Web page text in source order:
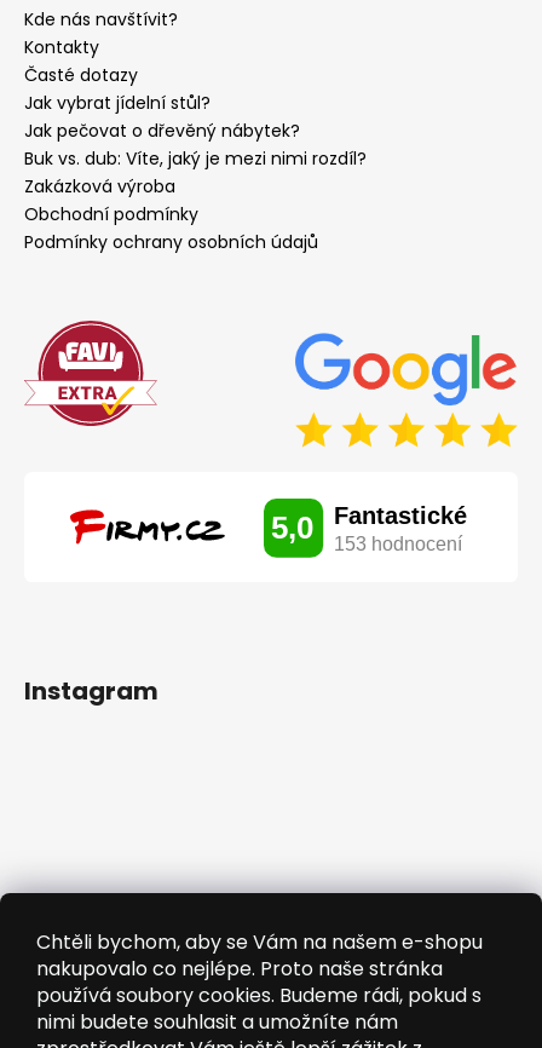
Chtěli bychom, aby se Vám na našem e-shopu
nakupovalo co nejlépe. Proto naše stránka
používá soubory cookies. Budeme rádi, pokud s
nimi budete souhlasit a umožníte nám
Kde nás navštívit?
Kontakty
Časté dotazy
Jak vybrat jídelní stůl?
Jak pečovat o dřevěný nábytek?
Buk vs. dub: Víte, jaký je mezi nimi rozdíl?
Zakázková výroba
Obchodní podmínky
Podmínky ochrany osobních údajů
Instagram